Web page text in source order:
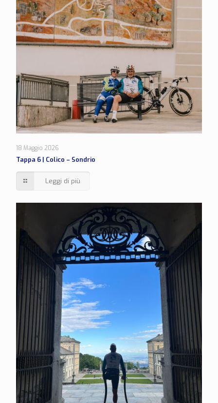
18 Maggio 2026
Tappa 6 | Colico – Sondrio
Leggi di più